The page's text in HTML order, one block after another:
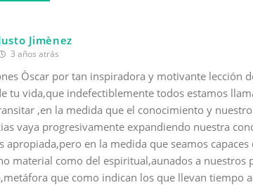
Jimènez
3 años atrás
Òscar por tan inspiradora y motivante lección
tu vida,que indefectiblemente todos estamos
,en la medida que el conocimiento y
vaya progresivamente expandiendo nuestra
apropiada,pero en la medida que seamos
material como del espiritual,aunados a nuestros
que como indican los que llevan tiempo